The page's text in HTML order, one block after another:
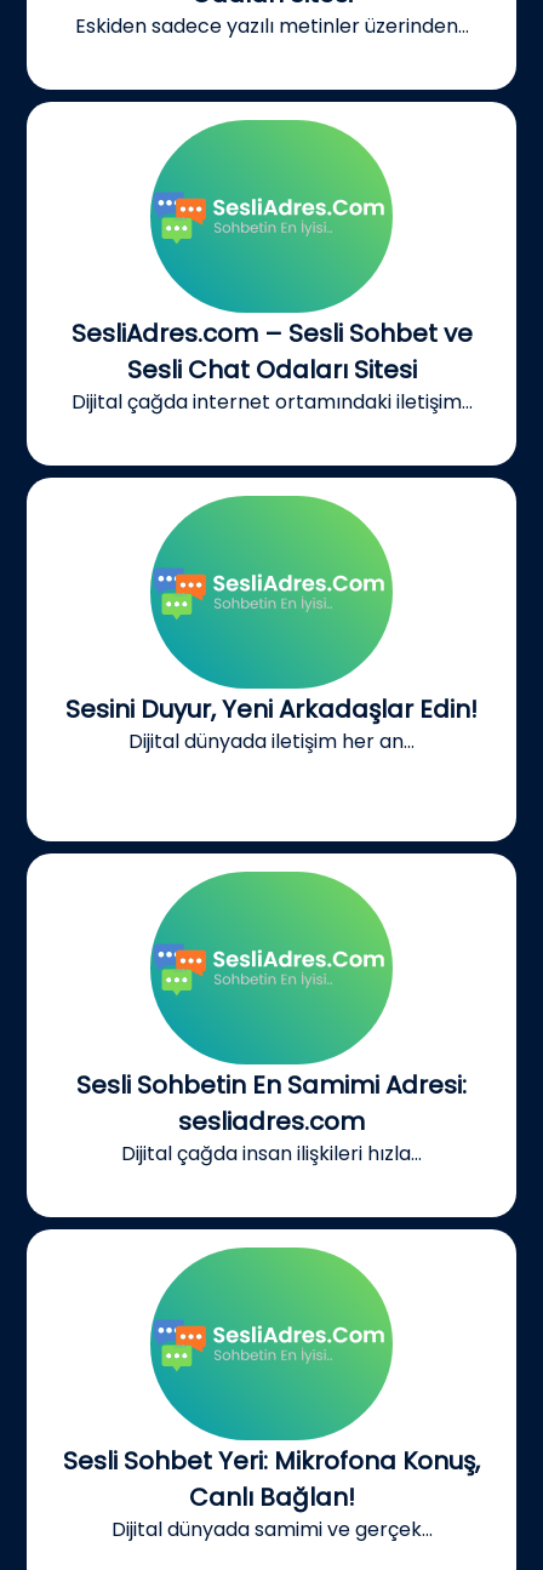
Eskiden sadece yazılı metinler üzerinden...
SesliAdres.com – Sesli Sohbet ve
Sesli Chat Odaları Sitesi
Dijital çağda internet ortamındaki iletişim...
Sesini Duyur, Yeni Arkadaşlar Edin!
Dijital dünyada iletişim her an...
Sesli Sohbetin En Samimi Adresi:
sesliadres.com
Dijital çağda insan ilişkileri hızla...
Sesli Sohbet Yeri: Mikrofona Konuş,
Canlı Bağlan!
Dijital dünyada samimi ve gerçek...